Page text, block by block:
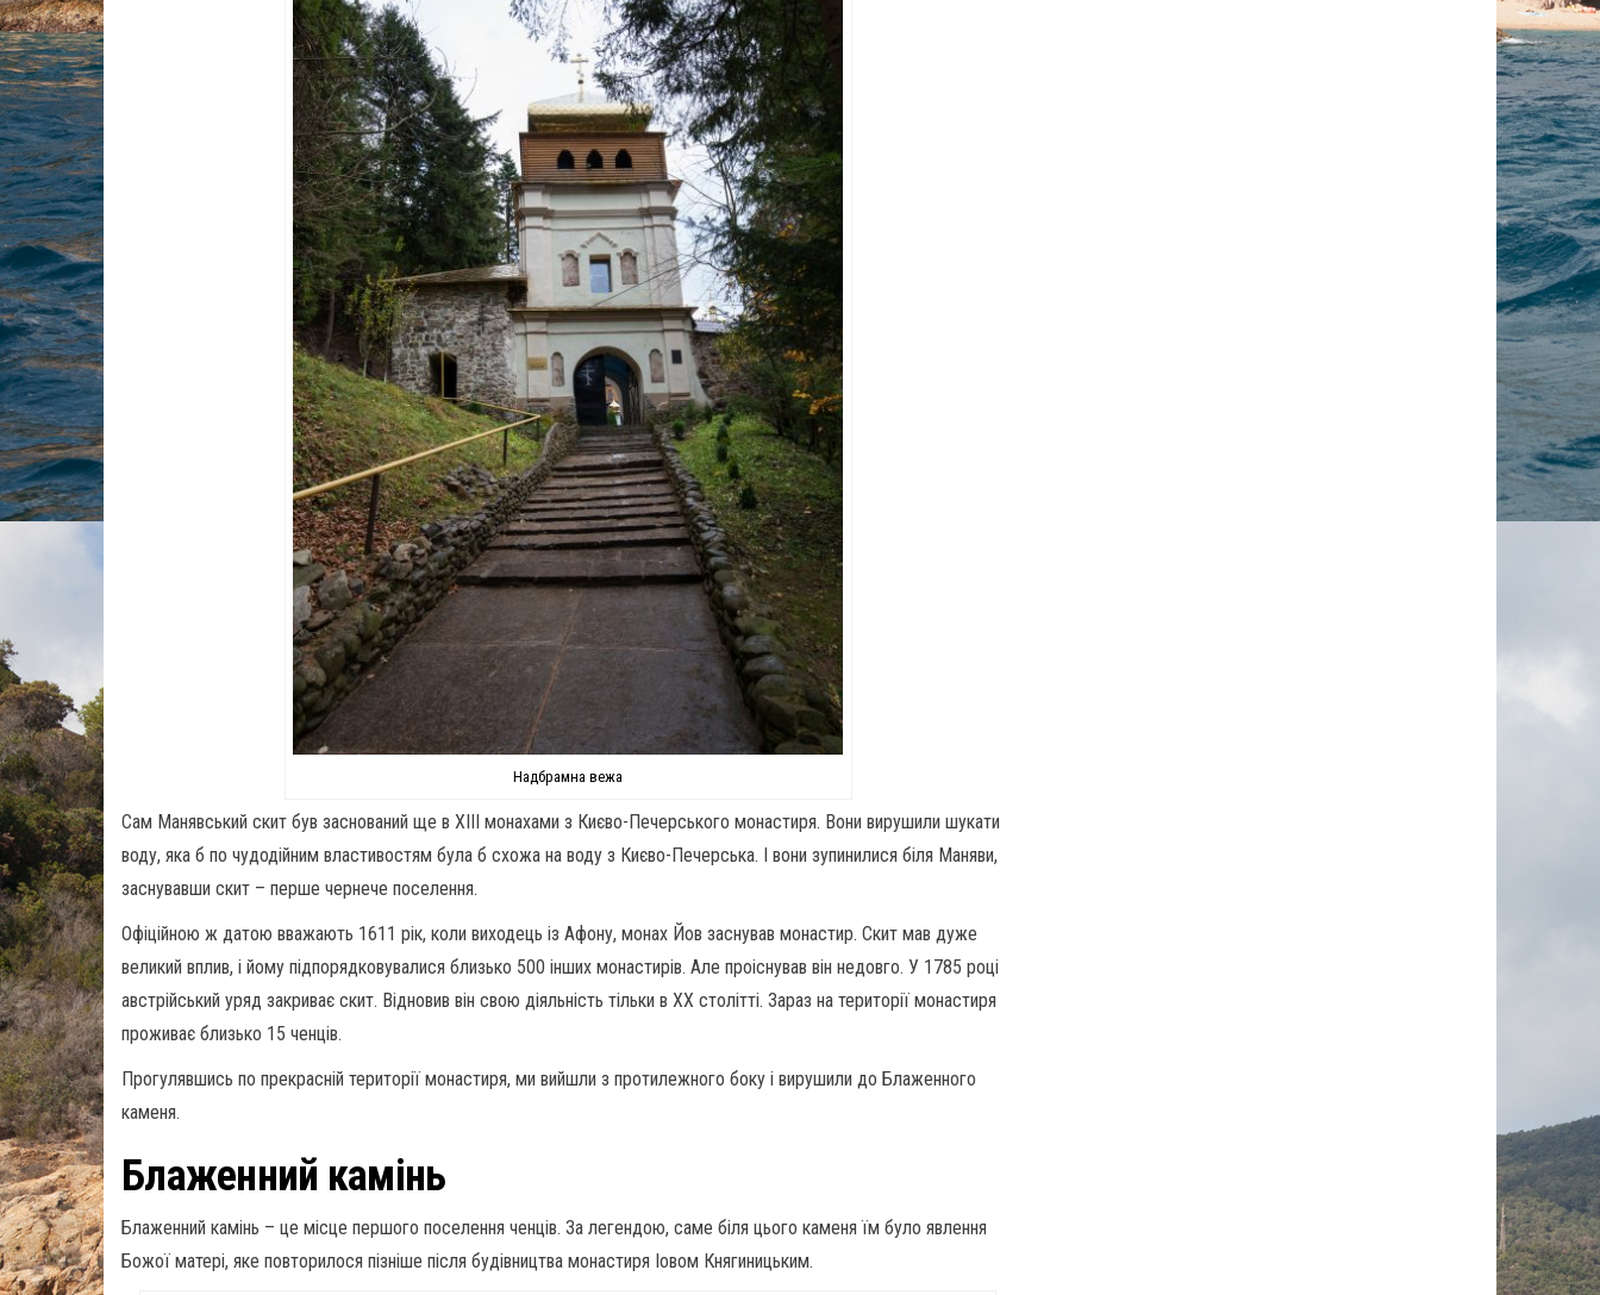
Надбрамна вежа
Сам Манявський скит був заснований ще в XIII монахами з Києво-Печерського монастиря. Вони вирушили шукати
воду, яка б по чудодійним властивостям була б схожа на воду з Києво-Печерська. І вони зупинилися біля Маняви,
заснувавши скит – перше чернече поселення.
Офіційною ж датою вважають 1611 рік, коли виходець із Афону, монах Йов заснував монастир. Скит мав дуже
великий вплив, і йому підпорядковувалися близько 500 інших монастирів. Але проіснував він недовго. У 1785 році
австрійський уряд закриває скит. Відновив він свою діяльність тільки в XX столітті. Зараз на території монастиря
проживає близько 15 ченців.
Прогулявшись по прекрасній території монастиря, ми вийшли з протилежного боку і вирушили до Блаженного
каменя.
Блаженний камінь
Блаженний камінь – це місце першого поселення ченців. За легендою, саме біля цього каменя їм було явлення
Божої матері, яке повторилося пізніше після будівництва монастиря Іовом Княгиницьким.